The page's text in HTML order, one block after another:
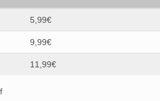
5,99€
9,99€
11,99€